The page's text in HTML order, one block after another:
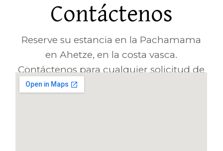
Contáctenos
Reserve su estancia en la Pachamama
en Ahetze, en la costa vasca.
Contáctenos para cualquier solicitud de
información o presupuesto.